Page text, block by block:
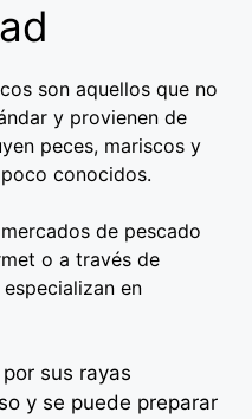
son aquellos que no
y provienen de
peces, mariscos y
conocidos.
de pescado
o a través de
en
sus rayas
y se puede preparar